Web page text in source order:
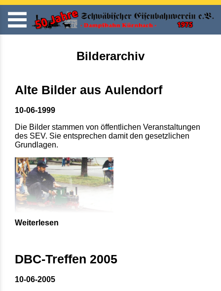
Bilderarchiv
Alte Bilder aus Aulendorf
10-06-1999
Die Bilder stammen von öffentlichen Veranstaltungen
des SEV. Sie entsprechen damit den gesetzlichen
Grundlagen.
Weiterlesen
DBC-Treffen 2005
10-06-2005